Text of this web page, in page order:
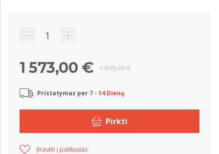
1 839,20 €
1 573,00 €
Pristatymas per 7 - 14 Dienų
Pirkti
Įtraukti į patikusias